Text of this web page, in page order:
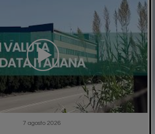
7 agosto 2026